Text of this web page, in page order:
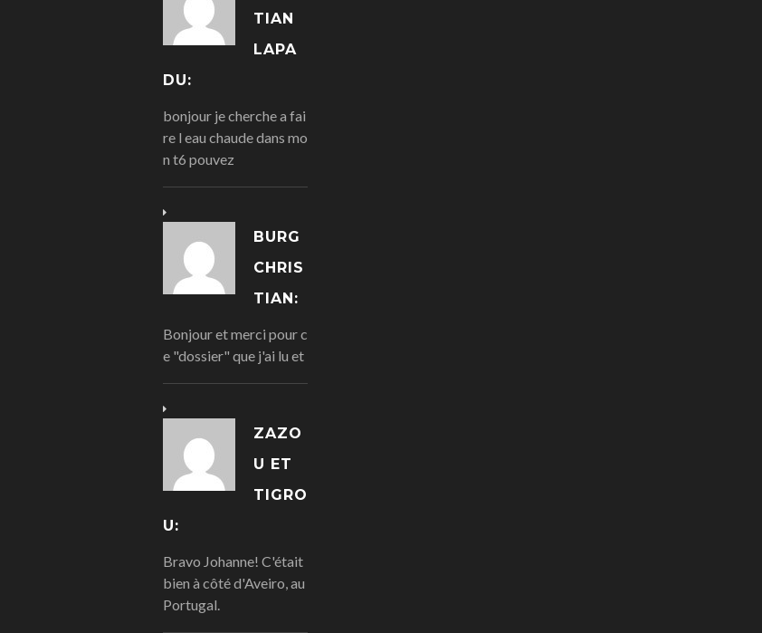
TIAN
LAPA
DU:
bonjour je cherche a fai
re l eau chaude dans mo
n t6 pouvez
BURG
CHRIS
TIAN:
Bonjour et merci pour c
e "dossier" que j'ai lu et
ZAZO
U ET
TIGRO
U:
Bravo Johanne! C'était
bien à côté d'Aveiro, au
Portugal.